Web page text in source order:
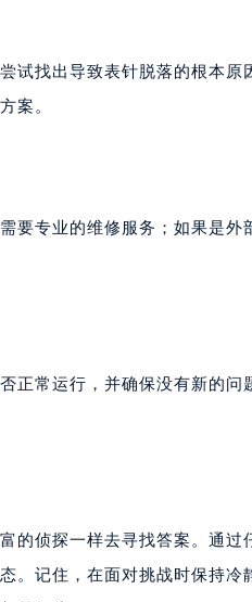
试找出导致表针脱落的根本原
案。
要专业的维修服务；如果是外
正常运行，并确保没有新的问
的侦探一样去寻找答案。通过
。记住，在面对挑战时保持冷